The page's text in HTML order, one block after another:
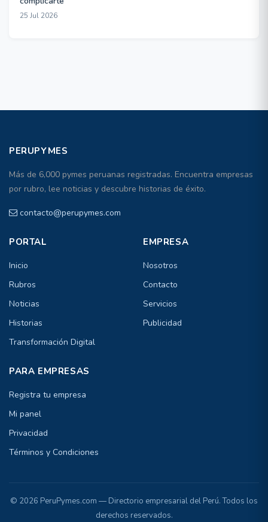
25 Jul 2026
PERUPYMES
Más de 6,000 pymes peruanas registradas. Encuentra empresas
por rubro, lee noticias y descubre historias de éxito.
contacto@perupymes.com
PORTAL
Inicio
Rubros
Noticias
Historias
Transformación Digital
EMPRESA
Nosotros
Contacto
Servicios
Publicidad
PARA EMPRESAS
Registra tu empresa
Mi panel
Privacidad
Términos y Condiciones
© 2026 PeruPymes.com — Directorio empresarial del Perú. Todos los
derechos reservados.